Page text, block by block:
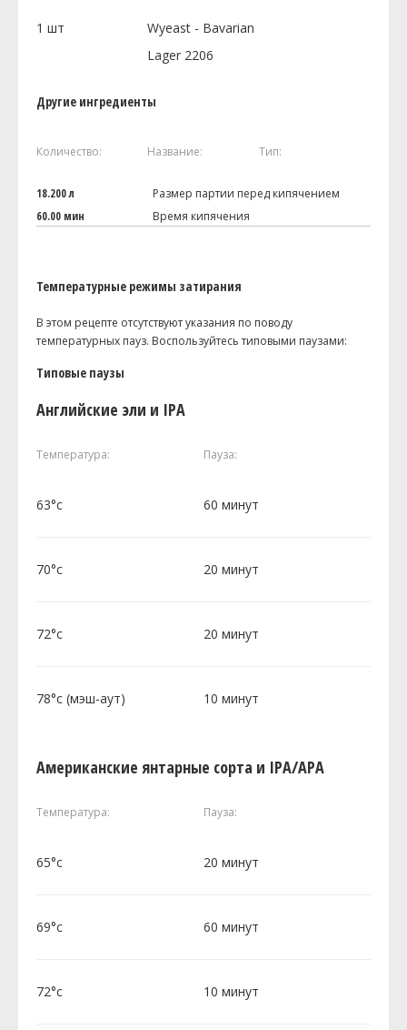
1 шт
Wyeast - Bavarian
Lager 2206
Другие ингредиенты
Количество: Название: Тип:
18.200 л
Размер партии перед кипячением
60.00 мин
Время кипячения
Температурные режимы затирания
В этом рецепте отсутствуют указания по поводу
температурных пауз. Воспользуйтесь типовыми паузами:
Типовые паузы
Английские эли и IPA
Температура: Пауза:
63°c 60 минут
70°c 20 минут
72°c 20 минут
78°c (мэш-аут) 10 минут
Американские янтарные сорта и IPA/APA
Температура: Пауза:
65°c 20 минут
69°c 60 минут
72°c 10 минут